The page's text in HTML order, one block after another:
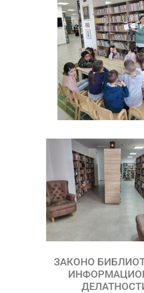
ЗАКОНО